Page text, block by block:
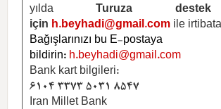
yılda
Turuza
için h.beyhadi@gmail.com ile
Bağışlarınızı bu E-postaya
bildirin: h.beyhadi@gmail.com
Bank kart bilgileri:
6104 3373 5031 8547
Iran Millet Bank